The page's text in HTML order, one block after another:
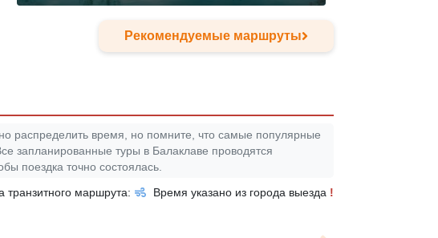
Рекомендуемые маршруты
распределить время, но помните, что самые популярные
запланированные туры в Балаклаве проводятся
поездка точно состоялась.
транзитного маршрута:
Время указано из города выезда !